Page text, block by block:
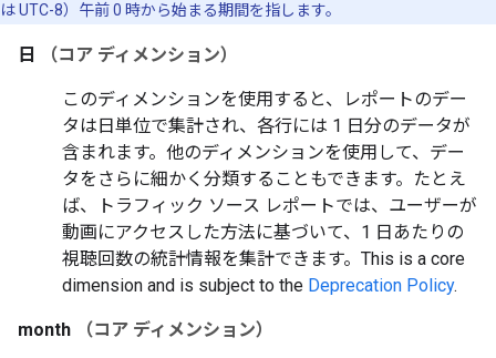
は UTC-8）午前 0 時から始まる期間を指します。
日 （コア ディメンション）
このディメンションを使用すると、レポートのデー
タは日単位で集計され、各行には 1 日分のデータが
含まれます。他のディメンションを使用して、デー
タをさらに細かく分類することもできます。たとえ
ば、トラフィック ソース レポートでは、ユーザーが
動画にアクセスした方法に基づいて、1 日あたりの
視聴回数の統計情報を集計できます。 This is a core
dimension and is subject to the Deprecation Policy.
month （コア ディメンション）